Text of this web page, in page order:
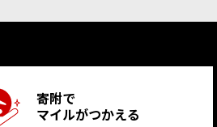
寄附で
マイルがつかえる